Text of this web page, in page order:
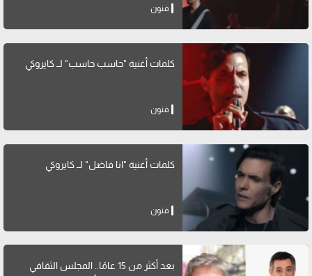
فنون
كلمات أغنية "حاسب حاسب" لــ كايروكي
فنون
كلمات أغنية "انا فاضل" لــ كايروكي
فنون
بعد أكثر من 15 عامًا.. المجلس الثقافي